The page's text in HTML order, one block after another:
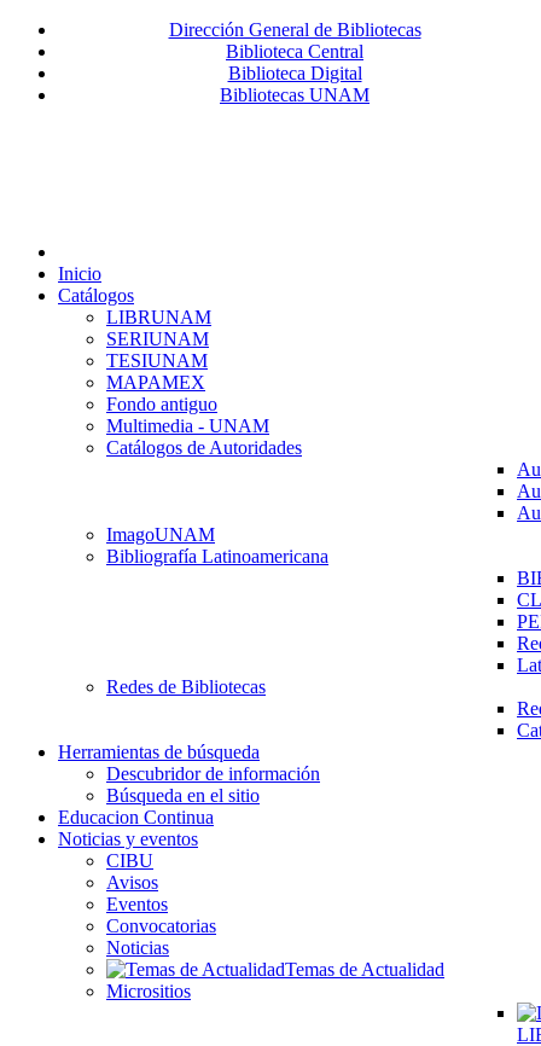
Dirección General de Bibliotecas
Biblioteca Central
Biblioteca Digital
Bibliotecas UNAM
Inicio
Catálogos
LIBRUNAM
SERIUNAM
TESIUNAM
MAPAMEX
Fondo antiguo
Multimedia - UNAM
Catálogos de Autoridades
ImagoUNAM
Bibliografía Latinoamericana
Redes de Bibliotecas
Herramientas de búsqueda
Descubridor de información
Búsqueda en el sitio
Educacion Continua
Noticias y eventos
CIBU
Avisos
Eventos
Convocatorias
Noticias
Temas de Actualidad
Micrositios